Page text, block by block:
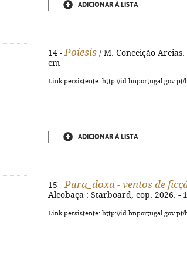
ADICIONAR À LISTA
14 - Poiesis / M. Conceição Areias.
cm
Link persistente: http://id.bnportugal.gov.pt/
ADICIONAR À LISTA
15 - Para_doxa - ventos de
Alcobaça : Starboard, cop. 2026. -
Link persistente: http://id.bnportugal.gov.pt/